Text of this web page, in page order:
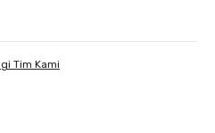
Tim Kami